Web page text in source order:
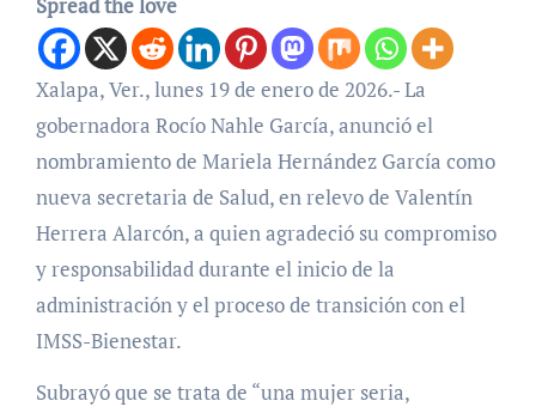
Xalapa, Ver., lunes 19 de enero de 2026.- La
gobernadora Rocío Nahle García, anunció el
nombramiento de Mariela Hernández García como
nueva secretaria de Salud, en relevo de Valentín
Herrera Alarcón, a quien agradeció su compromiso
y responsabilidad durante el inicio de la
administración y el proceso de transición con el
IMSS-Bienestar.
Subrayó que se trata de “una mujer seria,